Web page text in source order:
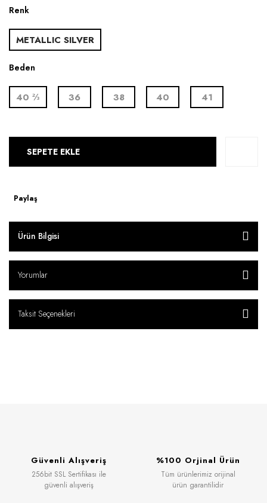
Renk
METALLIC SILVER
Beden
40 ⅔ 36 38 40 41
SEPETE EKLE
Paylaş
Ürün Bilgisi
Yorumlar
Taksit Seçenekleri
Güvenli Alışveriş
256bit SSL Sertifikası ile
güvenli alışveriş
%100 Orjinal Ürün
Tüm ürünlerimiz orijinal
ürün garantilidir